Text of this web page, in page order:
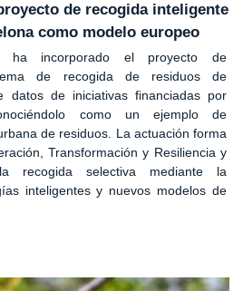
de recogida inteligente
como modelo europeo
ha incorporado el proyecto de
de recogida de residuos de
datos de iniciativas financiadas por
como un ejemplo de
de residuos. La actuación forma
Transformación y Resiliencia y
recogida selectiva mediante la
inteligentes y nuevos modelos de